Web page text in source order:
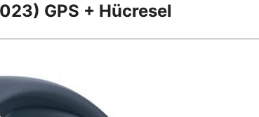
GPS + Hücresel